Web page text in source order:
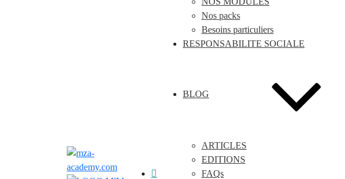
Nos packs
Besoins particuliers
RESPONSABILITE SOCIALE
BLOG
ARTICLES
EDITIONS
FAQs